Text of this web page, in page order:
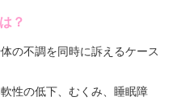
？
の不調を同時に訴えるケース
性の低下、むくみ、睡眠障